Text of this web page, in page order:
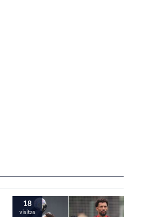
18
visitas